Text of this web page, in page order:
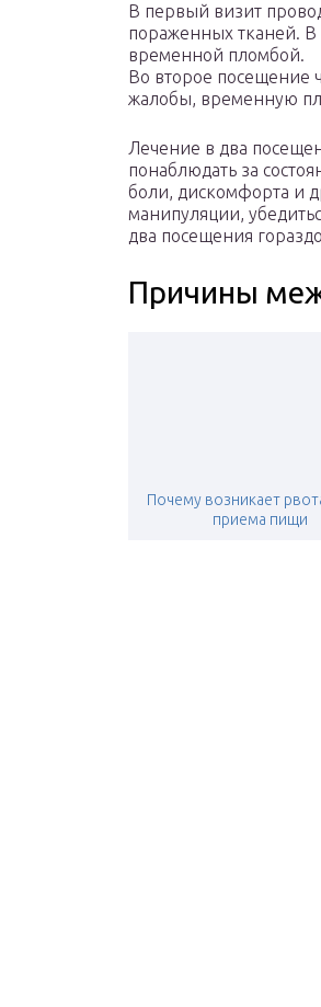
В первый визит
пораженных тканей. В
временной пломбой.
Во второе посещение
жалобы, временную
Лечение в два
понаблюдать за
боли, дискомфорта и
манипуляции,
два посещения
Причины
Почему возникает
приема пищи